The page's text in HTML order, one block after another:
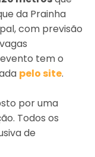
da Prainha
com previsão
tem o
pelo site.
por uma
Todos os
de